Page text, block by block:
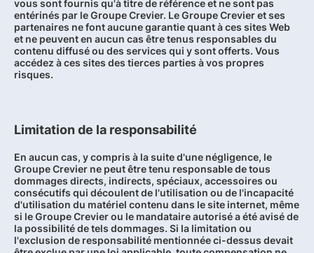
vous sont fournis qu'à titre de référence et ne sont pas
entérinés par le Groupe Crevier. Le Groupe Crevier et ses
partenaires ne font aucune garantie quant à ces sites Web
et ne peuvent en aucun cas être tenus responsables du
contenu diffusé ou des services qui y sont offerts. Vous
accédez à ces sites des tierces parties à vos propres
risques.
Limitation de la responsabilité
En aucun cas, y compris à la suite d'une négligence, le
Groupe Crevier ne peut être tenu responsable de tous
dommages directs, indirects, spéciaux, accessoires ou
consécutifs qui découlent de l'utilisation ou de l'incapacité
d'utilisation du matériel contenu dans le site internet, même
si le Groupe Crevier ou le mandataire autorisé a été avisé de
la possibilité de tels dommages. Si la limitation ou
l'exclusion de responsabilité mentionnée ci-dessus devait